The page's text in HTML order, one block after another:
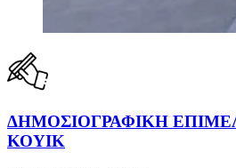
ΔΗΜΟΣΙΟΓΡΑΦΙΚΗ
ΚΟΥΙΚ